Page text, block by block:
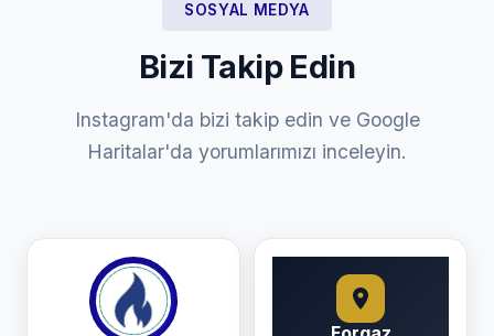
SOSYAL MEDYA
Bizi Takip Edin
Instagram'da bizi takip edin ve Google
Haritalar'da yorumlarımızı inceleyin.